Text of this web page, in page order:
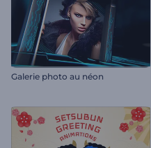
Galerie photo au néon